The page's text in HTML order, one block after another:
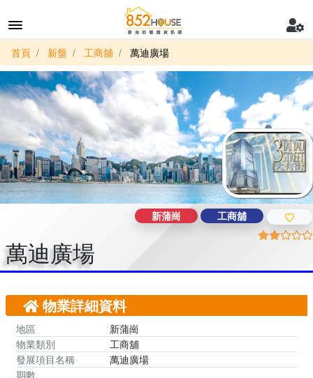
首頁 新盤 工商舖 萬迪廣場
萬迪廣場
新蒲崗 工商舖
物業詳細資料
地區
新蒲崗
物業類別
工商舖
發展項目名稱
萬迪廣場
期數